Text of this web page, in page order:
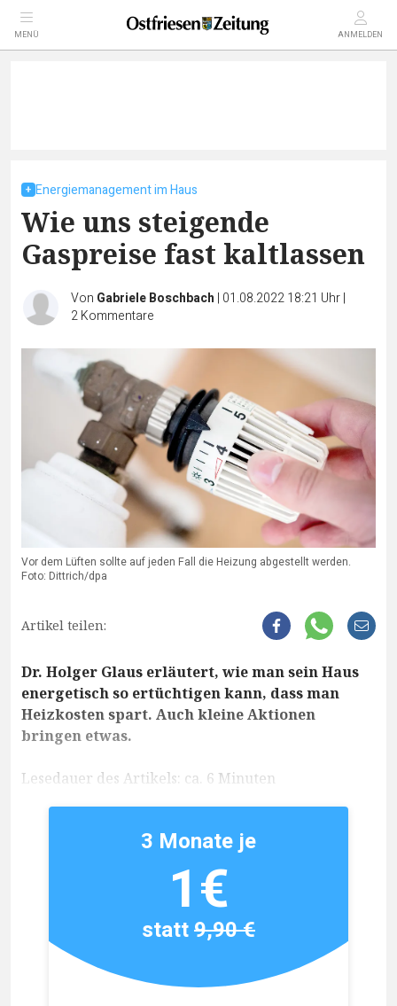
MENÜ ANMELDEN
Energiemanagement im Haus
Wie uns steigende
Gaspreise fast kaltlassen
Von Gabriele Boschbach | 01.08.2022 18:21 Uhr|
2Kommentare
Vor dem Lüften sollte auf jeden Fall die Heizung abgestellt werden.
Foto: Dittrich/dpa
Artikel teilen:
Dr. Holger Glaus erläutert, wie man sein Haus
energetisch so ertüchtigen kann, dass man
Heizkosten spart. Auch kleine Aktionen
bringen etwas.
Lesedauer des Artikels: ca. 6 Minuten
3 Monate je
1€
statt9,90 €